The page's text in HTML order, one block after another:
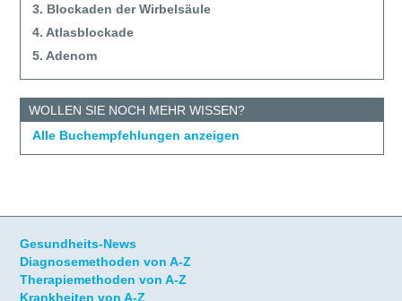
3. Blockaden der Wirbelsäule
4. Atlasblockade
5. Adenom
WOLLEN SIE NOCH MEHR WISSEN?
Alle Buchempfehlungen anzeigen
Gesundheits-News
Diagnosemethoden von A-Z
Therapiemethoden von A-Z
Krankheiten von A-Z